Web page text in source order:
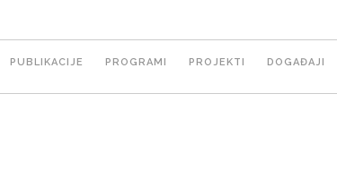
PUBLIKACIJE PROGRAMI PROJEKTI DOGAĐAJI